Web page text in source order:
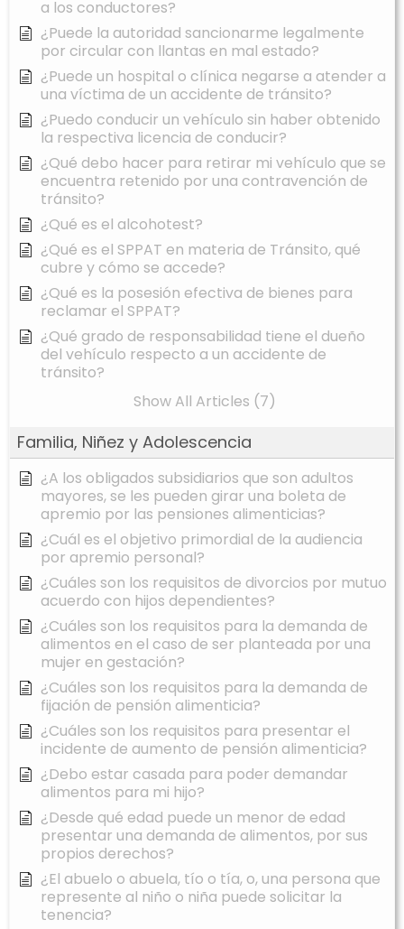
a los conductores?
¿Puede la autoridad sancionarme legalmente
por circular con llantas en mal estado?
¿Puede un hospital o clínica negarse a atender a
una víctima de un accidente de tránsito?
¿Puedo conducir un vehículo sin haber obtenido
la respectiva licencia de conducir?
¿Qué debo hacer para retirar mi vehículo que se
encuentra retenido por una contravención de
tránsito?
¿Qué es el alcohotest?
¿Qué es el SPPAT en materia de Tránsito, qué
cubre y cómo se accede?
¿Qué es la posesión efectiva de bienes para
reclamar el SPPAT?
¿Qué grado de responsabilidad tiene el dueño
del vehículo respecto a un accidente de
tránsito?
Show All Articles (7)
Familia, Niñez y Adolescencia
¿A los obligados subsidiarios que son adultos
mayores, se les pueden girar una boleta de
apremio por las pensiones alimenticias?
¿Cuál es el objetivo primordial de la audiencia
por apremio personal?
¿Cuáles son los requisitos de divorcios por mutuo
acuerdo con hijos dependientes?
¿Cuáles son los requisitos para la demanda de
alimentos en el caso de ser planteada por una
mujer en gestación?
¿Cuáles son los requisitos para la demanda de
fijación de pensión alimenticia?
¿Cuáles son los requisitos para presentar el
incidente de aumento de pensión alimenticia?
¿Debo estar casada para poder demandar
alimentos para mi hijo?
¿Desde qué edad puede un menor de edad
presentar una demanda de alimentos, por sus
propios derechos?
¿El abuelo o abuela, tío o tía, o, una persona que
represente al niño o niña puede solicitar la
tenencia?